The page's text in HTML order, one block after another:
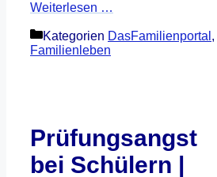
Weiterlesen …
Kategorien DasFamilienportal ,
Familienleben
Prüfungsangst
bei Schülern |